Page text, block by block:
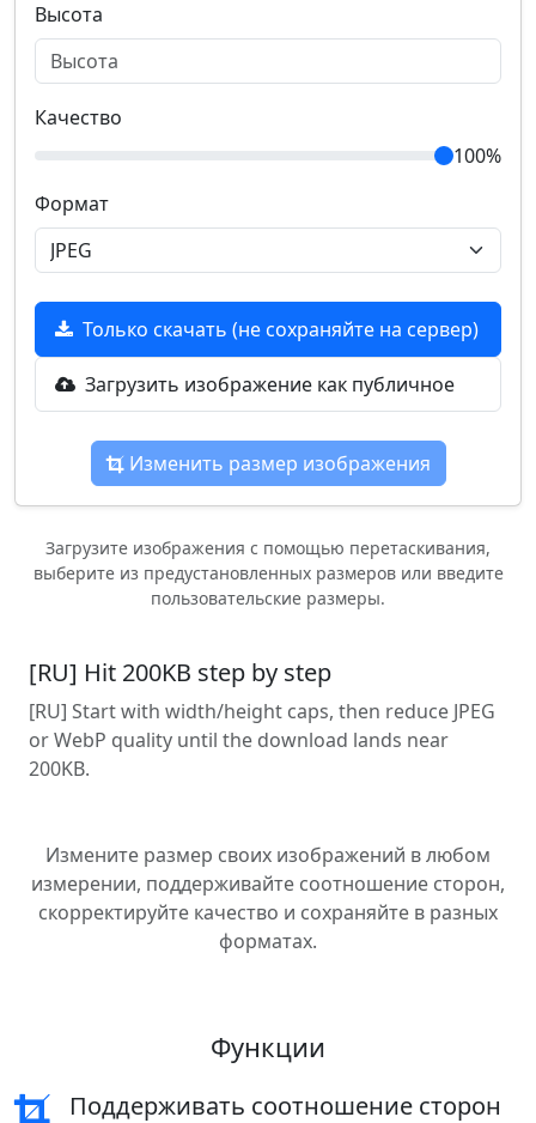
Высота
Качество
100%
Формат
Только скачать (не сохраняйте на сервер)
Загрузить изображение как публичное
Изменить размер изображения
Загрузите изображения с помощью перетаскивания,
выберите из предустановленных размеров или введите
пользовательские размеры.
[RU] Hit 200KB step by step
[RU] Start with width/height caps, then reduce JPEG
or WebP quality until the download lands near
200KB.
Измените размер своих изображений в любом
измерении, поддерживайте соотношение сторон,
скорректируйте качество и сохраняйте в разных
форматах.
Функции
Поддерживать соотношение сторон